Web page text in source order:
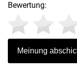
Bewertung: